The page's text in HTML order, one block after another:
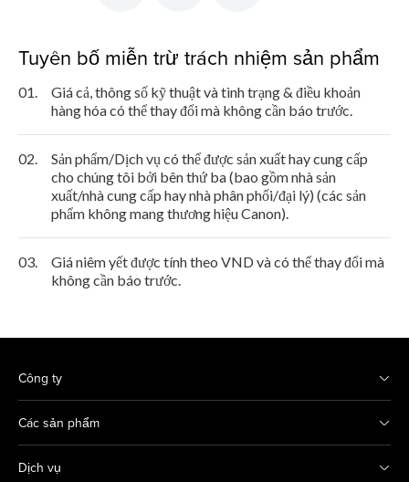
Tuyên bố miễn trừ trách nhiệm sản phẩm
01.
Giá cả, thông số kỹ thuật và tình trạng & điều khoản
hàng hóa có thể thay đổi mà không cần báo trước.
02.
Sản phẩm/Dịch vụ có thể được sản xuất hay cung cấp
cho chúng tôi bởi bên thứ ba (bao gồm nhà sản
xuất/nhà cung cấp hay nhà phân phối/đại lý) (các sản
phẩm không mang thương hiệu Canon).
03.
Giá niêm yết được tính theo VND và có thể thay đổi mà
không cần báo trước.
Công ty
Các sản phẩm
Dịch vụ